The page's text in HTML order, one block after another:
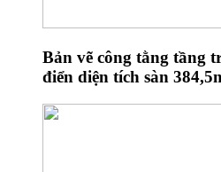
Bản vẽ công tằng tầng
điển diện tích sàn